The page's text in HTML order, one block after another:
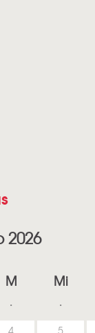
2026
M Mi
4 5